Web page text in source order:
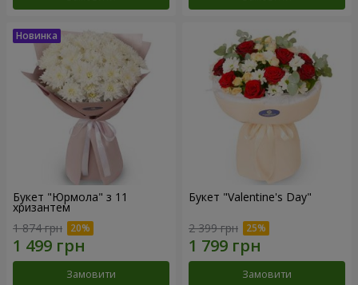
Букет "Юрмола" з 11
хризантем
1 874 грн
Замовити
Букет "Valentine's Day"
2 399 грн
Замовити